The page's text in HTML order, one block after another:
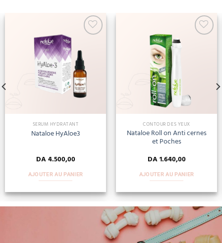
wishlist
SERUM HYDRATANT
Nataloe HyAloe3
DA4.500,00
AJOUTER AU PANIER
CONTOUR DES YEUX
Nataloe Roll on Anti cernes
et Poches
DA1.640,00
AJOUTER AU PANIER